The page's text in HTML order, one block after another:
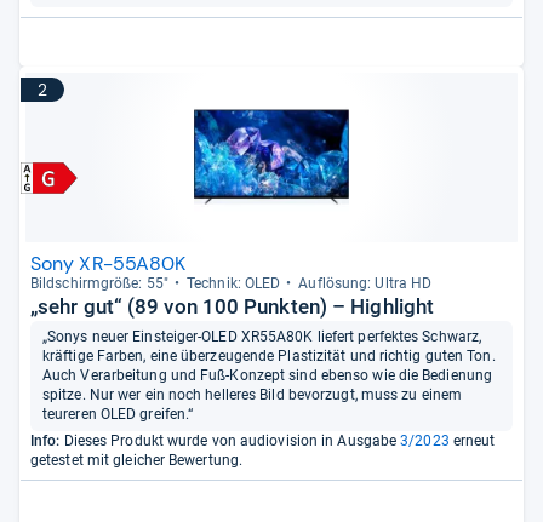
2
Sony XR-55A80K
Bild­schirm­größe: 55" Tech­nik: OLED Auf­lö­sung: Ultra HD
„sehr gut“ (89 von 100 Punkten) – Highlight
„Sonys neuer Einsteiger-OLED XR55A80K liefert perfektes Schwarz,
kräftige Farben, eine überzeugende Plastizität und richtig guten Ton.
Auch Verarbeitung und Fuß-Konzept sind ebenso wie die Bedienung
spitze. Nur wer ein noch helleres Bild bevorzugt, muss zu einem
teureren OLED greifen.“
Info: Dieses Produkt wurde von audiovision in Ausgabe3/2023 erneut
getestet mit gleicher Bewertung.